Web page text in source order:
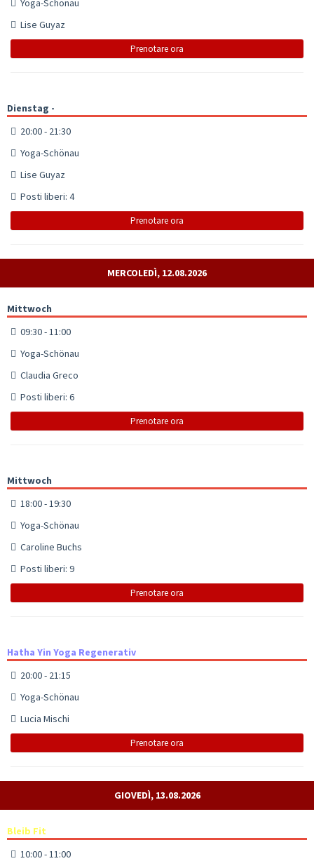
Yoga-Schönau
Lise Guyaz
Prenotare ora
Dienstag -
20:00 - 21:30
Yoga-Schönau
Lise Guyaz
Posti liberi: 4
Prenotare ora
MERCOLEDÌ, 12.08.2026
Mittwoch
09:30 - 11:00
Yoga-Schönau
Claudia Greco
Posti liberi: 6
Prenotare ora
Mittwoch
18:00 - 19:30
Yoga-Schönau
Caroline Buchs
Posti liberi: 9
Prenotare ora
Hatha Yin Yoga Regenerativ
20:00 - 21:15
Yoga-Schönau
Lucia Mischi
Prenotare ora
GIOVEDÌ, 13.08.2026
Bleib Fit
10:00 - 11:00